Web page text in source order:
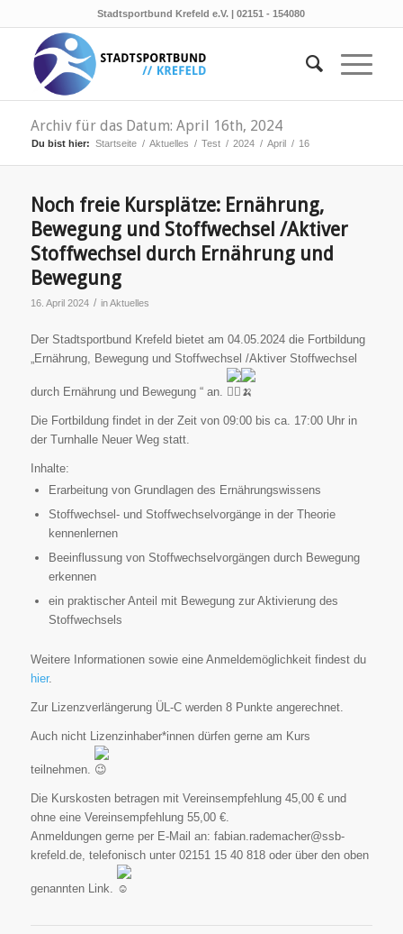
Stadtsportbund Krefeld e.V. | 02151 - 154080
Archiv für das Datum: April 16th, 2024
Du bist hier: Startseite / Aktuelles / Test / 2024 / April / 16
Noch freie Kursplätze: Ernährung,
Bewegung und Stoffwechsel /Aktiver
Stoffwechsel durch Ernährung und
Bewegung
16. April 2024 / inAktuelles
Der Stadtsportbund Krefeld bietet am 04.05.2024 die Fortbildung
„Ernährung, Bewegung und Stoffwechsel /Aktiver Stoffwechsel
durch Ernährung und Bewegung “ an.
Die Fortbildung findet in der Zeit von 09:00 bis ca. 17:00 Uhr in
der Turnhalle Neuer Weg statt.
Inhalte:
Erarbeitung von Grundlagen des Ernährungswissens
Stoffwechsel- und Stoffwechselvorgänge in der Theorie
kennenlernen
Beeinflussung von Stoffwechselvorgängen durch Bewegung
erkennen
ein praktischer Anteil mit Bewegung zur Aktivierung des
Stoffwechsels
Weitere Informationen sowie eine Anmeldemöglichkeit findest du
hier.
Zur Lizenzverlängerung ÜL-C werden 8 Punkte angerechnet.
Auch nicht Lizenzinhaber*innen dürfen gerne am Kurs
teilnehmen.
Die Kurskosten betragen mit Vereinsempfehlung 45,00 € und
ohne eine Vereinsempfehlung 55,00 €.
Anmeldungen gerne per E-Mail an: fabian.rademacher@ssb-
krefeld.de, telefonisch unter 02151 15 40 818 oder über den oben
genannten Link.